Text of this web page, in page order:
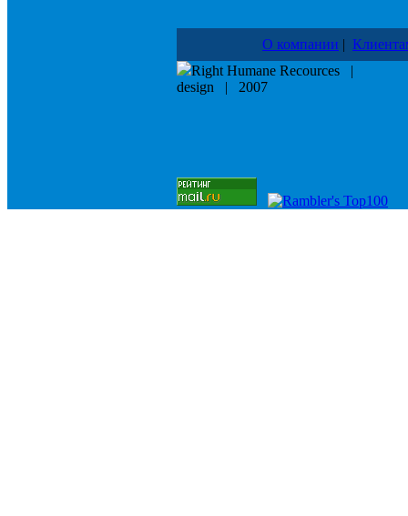
О компании |
Right Humane Recources |
design | 2007